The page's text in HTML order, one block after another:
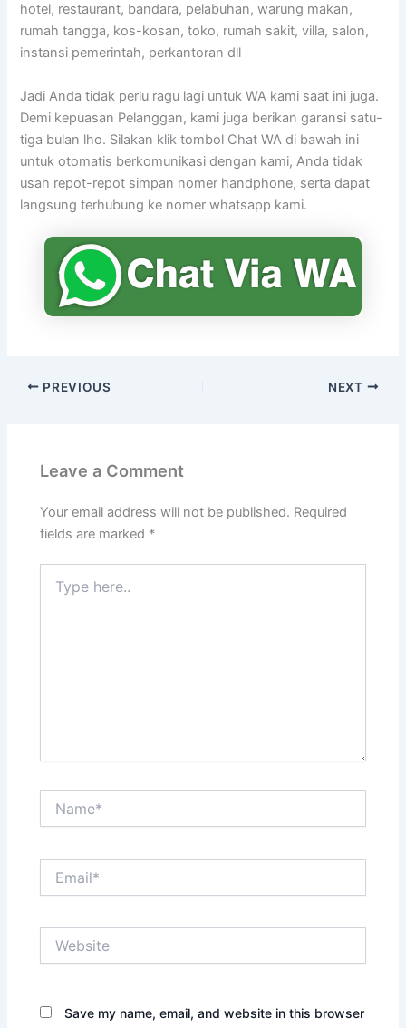
hotel, restaurant, bandara, pelabuhan, warung makan,
rumah tangga, kos-kosan, toko, rumah sakit, villa, salon,
instansi pemerintah, perkantoran dll
Jadi Anda tidak perlu ragu lagi untuk WA kami saat ini juga.
Demi kepuasan Pelanggan, kami juga berikan garansi satu-
tiga bulan lho. Silakan klik tombol Chat WA di bawah ini
untuk otomatis berkomunikasi dengan kami, Anda tidak
usah repot-repot simpan nomer handphone, serta dapat
langsung terhubung ke nomer whatsapp kami.
PREVIOUS NEXT
Leave a Comment
Your email address will not be published. Required
fields are marked *
here..
Save my name, email, and website in this browser